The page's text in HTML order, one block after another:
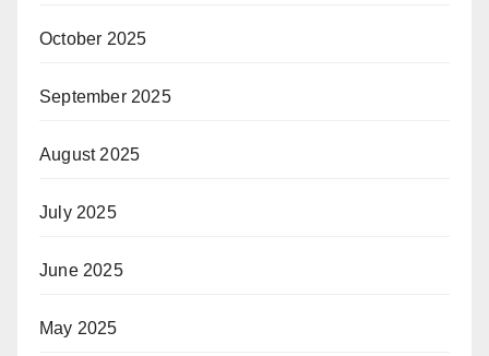
October 2025
September 2025
August 2025
July 2025
June 2025
May 2025